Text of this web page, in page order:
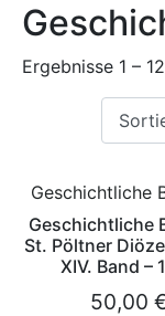
Ergebnisse 1 –
Geschichtliche
Geschichtliche
St. Pöltner
XIV. Band –
50,00